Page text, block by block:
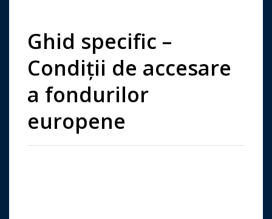
Ghid specific –
Condiții de accesare
a fondurilor
europene